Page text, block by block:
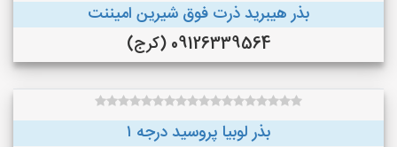
بذر هیبرید ذرت فوق شیرین امیننت
09126339564 (کرج)
بذر لوبیا پروسید درجه ۱